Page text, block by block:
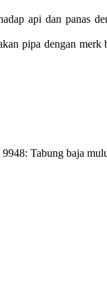
api dan panas
pipa dengan merk
baja mulus